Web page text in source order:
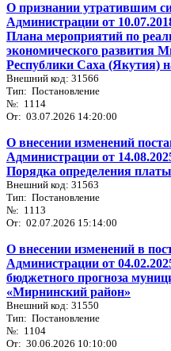
О признании утратившим
Администрации от
Плана мероприятий по
экономического развития
Республики Саха (Якутия)
Внешний код: 31566
Тип: Постановление
№: 1114
От: 03.07.2026 14:20:00
О внесении изменений
Администрации от
Порядка определения
Внешний код: 31563
Тип: Постановление
№: 1113
От: 02.07.2026 15:14:00
О внесении изменений в
Администрации от
бюджетного прогноза
«Мирнинский район»
Внешний код: 31550
Тип: Постановление
№: 1104
От: 30.06.2026 10:10:00